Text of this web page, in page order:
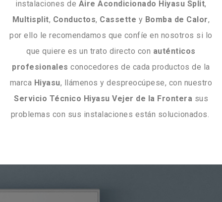
instalaciones de Aire Acondicionado Hiyasu Split,
Multisplit, Conductos, Cassette y Bomba de Calor,
por ello le recomendamos que confíe en nosotros si lo
que quiere es un trato directo con auténticos
profesionales conocedores de cada productos de la
marca Hiyasu, llámenos y despreocúpese, con nuestro
Servicio Técnico Hiyasu Vejer de la Frontera sus
problemas con sus instalaciones están solucionados.